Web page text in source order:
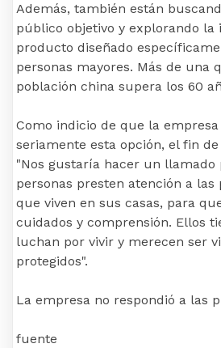
Además, también están
público objetivo y explorando la
producto diseñado
personas mayores. Más de una
población china supera los 60
Como indicio de que la
seriamente esta opción, el fin
"Nos gustaría hacer un llamado
personas presten atención a las
que viven en sus casas, para
cuidados y comprensión. Ellos
luchan por vivir y merecen ser
protegidos".
La empresa no respondió a las
fuente